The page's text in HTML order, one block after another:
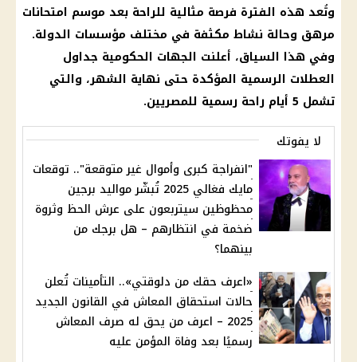
وتُعد هذه الفترة فرصة مثالية للراحة بعد موسم امتحانات
مرهق وحالة نشاط مكثفة في مختلف مؤسسات الدولة.
وفي هذا السياق، أعلنت الجهات الحكومية جداول
العطلات الرسمية المؤكدة حتى نهاية الشهر، والتي
تشمل 5 أيام راحة رسمية للمصريين.
لا يفوتك
"انفراجة كبرى وأموال غير متوقعة".. توقعات
مايك فغالي 2025 تُبشّر مواليد برجين
محظوظين سيتربعون على عرش الحظ وثروة
ضخمة في انتظارهم – هل برجك من
بينهما؟
«اعرف حقك من دلوقتي».. التأمينات تُعلن
حالات استحقاق المعاش في القانون الجديد
2025 – اعرف من يحق له صرف المعاش
رسميًا بعد وفاة المؤمن عليه